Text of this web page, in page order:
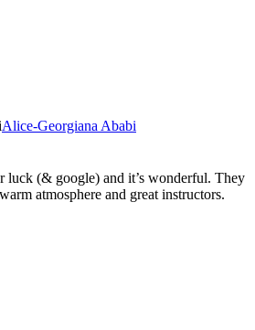
Alice-Georgiana Ababi
luck (& google) and it’s wonderful. They
atmosphere and great instructors.